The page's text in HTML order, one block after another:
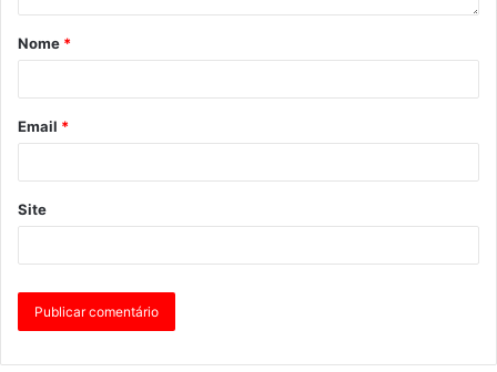
Nome *
Email *
Site